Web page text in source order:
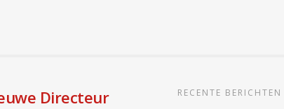
Directeur
RECENTE BERICHTEN